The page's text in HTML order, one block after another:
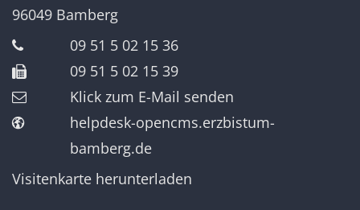
96049 Bamberg
09 51 5 02 15 36
09 51 5 02 15 39
Klick zum E-Mail senden
helpdesk-opencms.erzbistum-
bamberg.de
Visitenkarte herunterladen